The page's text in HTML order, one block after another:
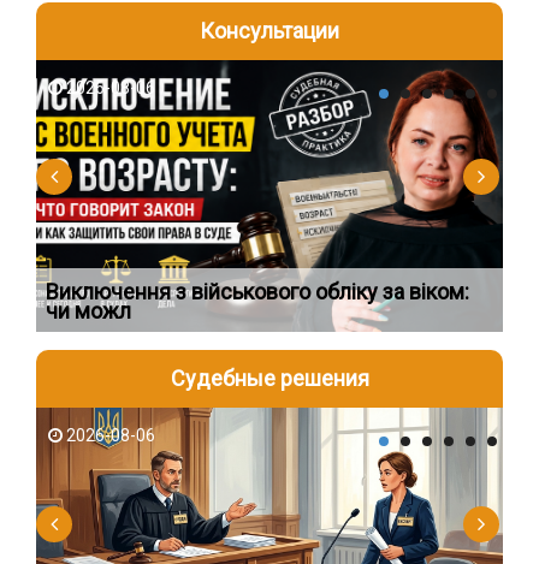
Консультации
2026-08-06
Виключення з військового обліку за віком:
чи можл
Судебные решения
2026-08-06